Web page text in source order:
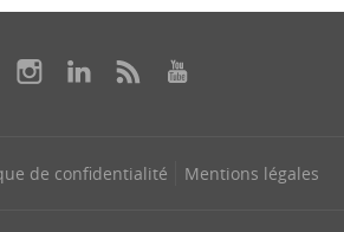
de confidentialité Mentions légales